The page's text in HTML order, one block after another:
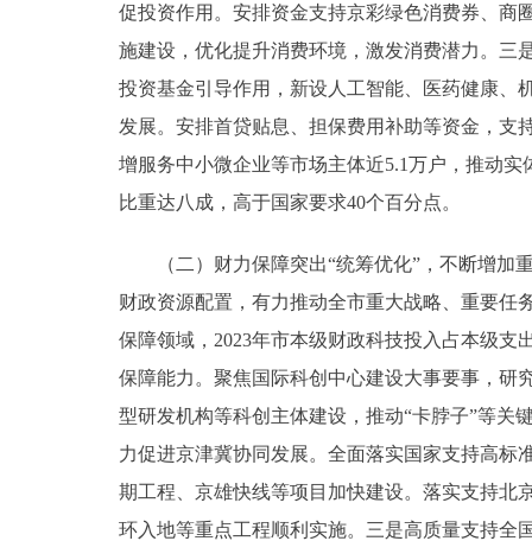
促投资作用。安排资金支持京彩绿色消费券、商
施建设，优化提升消费环境，激发消费潜力。三
投资基金引导作用，新设人工智能、医药健康、
发展。安排首贷贴息、担保费用补助等资金，支
增服务中小微企业等市场主体近5.1万户，推动
比重达八成，高于国家要求40个百分点。
（二）财力保障突出“统筹优化”，不断增加重
财政资源配置，有力推动全市重大战略、重要任
保障领域，2023年市本级财政科技投入占本级支
保障能力。聚焦国际科创中心建设大事要事，研
型研发机构等科创主体建设，推动“卡脖子”等关
力促进京津冀协同发展。全面落实国家支持高标
期工程、京雄快线等项目加快建设。落实支持北
环入地等重点工程顺利实施。三是高质量支持全